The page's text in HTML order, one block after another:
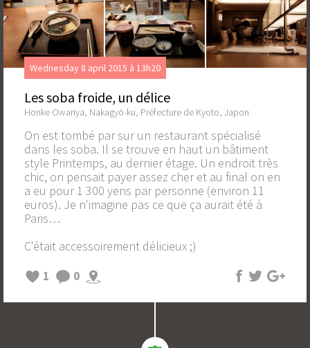
Wednesday 8 april 2015 à 13h20
Les soba froide, un délice
Honke Owariya, Nakagyō-ku, Préfecture de Kyoto, Japon
On est tombé par sur un restaurant spécialisé
dans les soba. Il se trouve en haut un bâtiment
style Printemps, au dernier étage. Un endroit très
chic, on pensait payer assez cher et au final on en
a eu pour 1 300 yens par personne (environ 11
euros). Je n'imagine pas ce que ça aurait été à
Paris…
C'était accessoirement délicieux ;)
1
0